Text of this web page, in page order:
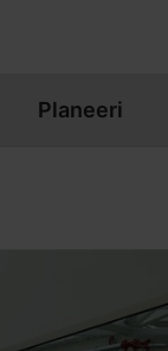
Planeeri